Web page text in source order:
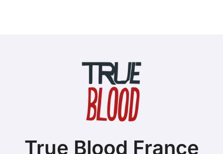
True Blood France